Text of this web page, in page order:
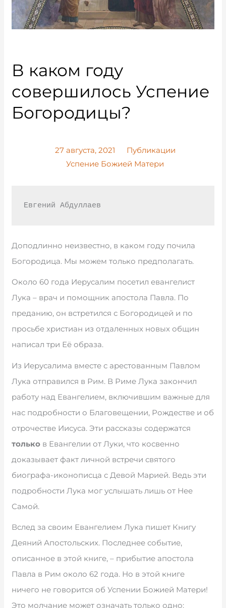
В каком году
совершилось Успение
Богородицы?
27 августа, 2021
Публикации
Успение Божией Матери
Евгений Абдуллаев
Доподлинно неизвестно, в каком году почила
Богородица. Мы можем только предполагать.
Около 60 года Иерусалим посетил евангелист
Лука – врач и помощник апостола Павла. По
преданию, он встретился с Богородицей и по
просьбе христиан из отдаленных новых общин
написал три Её образа.
Из Иерусалима вместе с арестованным Павлом
Лука отправился в Рим. В Риме Лука закончил
работу над Евангелием, включившим важные для
нас подробности о Благовещении, Рождестве и об
отрочестве Иисуса. Эти рассказы содержатся
только в Евангелии от Луки, что косвенно
доказывает факт личной встречи святого
биографа-иконописца с Девой Марией. Ведь эти
подробности Лука мог услышать лишь от Нее
Самой.
Вслед за своим Евангелием Лука пишет Книгу
Деяний Апостольских. Последнее событие,
описанное в этой книге, – прибытие апостола
Павла в Рим около 62 года. Но в этой книге
ничего не говорится об Успении Божией Матери!
Это молчание может означать только одно: